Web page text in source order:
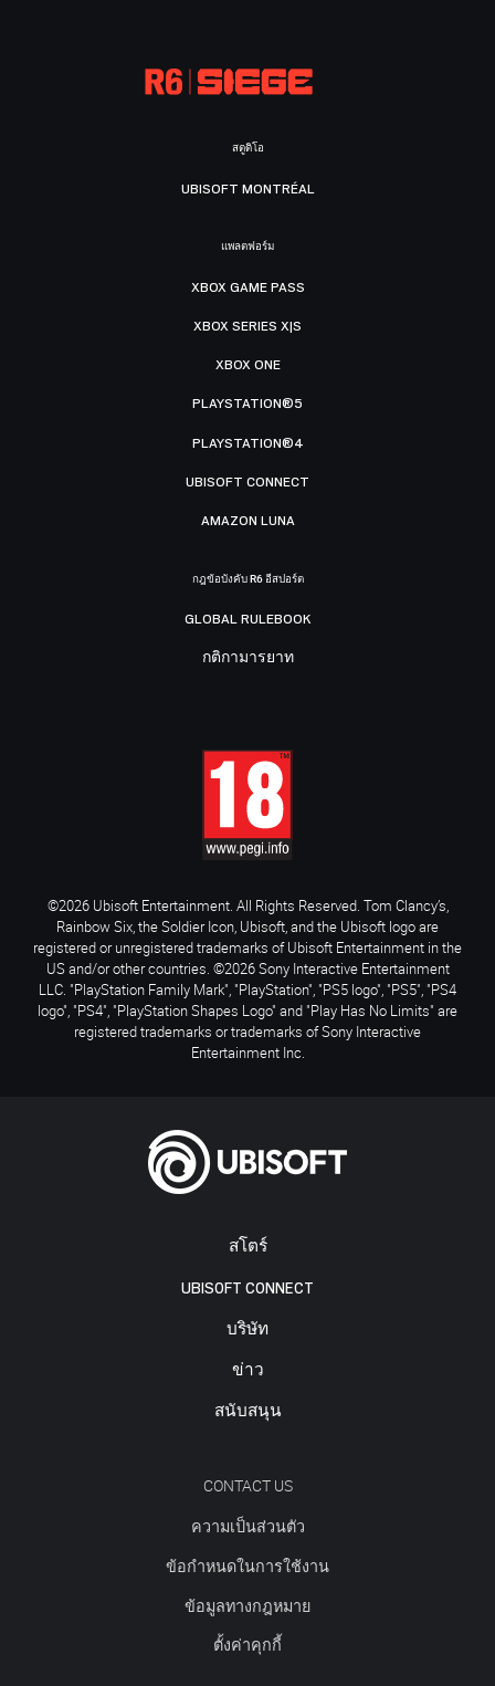
สโตร์
UBISOFT CONNECT
บริษัท
ข่าว
สนับสนุน
CONTACT US
ความเป็นส่วนตัว
ข้อกำหนดในการใช้งาน
ข้อมูลทางกฎหมาย
ตั้งค่าคุกกี้
สตูดิโอ
UBISOFT MONTRÉAL
แพลตฟอร์ม
XBOX GAME PASS
XBOX SERIES X|S
XBOX ONE
PLAYSTATION®5
PLAYSTATION®4
UBISOFT CONNECT
AMAZON LUNA
กฎข้อบังคับ R6 อีสปอร์ต
GLOBAL RULEBOOK
กติกามารยาท
©2026 Ubisoft Entertainment. All Rights Reserved. Tom Clancy’s,
Rainbow Six, the Soldier Icon, Ubisoft, and the Ubisoft logo are
registered or unregistered trademarks of Ubisoft Entertainment in the
US and/or other countries. ©2026 Sony Interactive Entertainment
LLC. "PlayStation Family Mark", "PlayStation", "PS5 logo", "PS5", "PS4
logo", "PS4", "PlayStation Shapes Logo" and "Play Has No Limits" are
registered trademarks or trademarks of Sony Interactive
Entertainment Inc.